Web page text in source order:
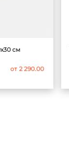
см
от 2 290.00